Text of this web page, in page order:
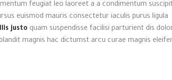
feugiat leo laoreet a a condimentum
euismod mauris consectetur iaculis purus ligula
justo quam suspendisse facilisi parturient dis
magnis hac dictumst arcu curae magnis